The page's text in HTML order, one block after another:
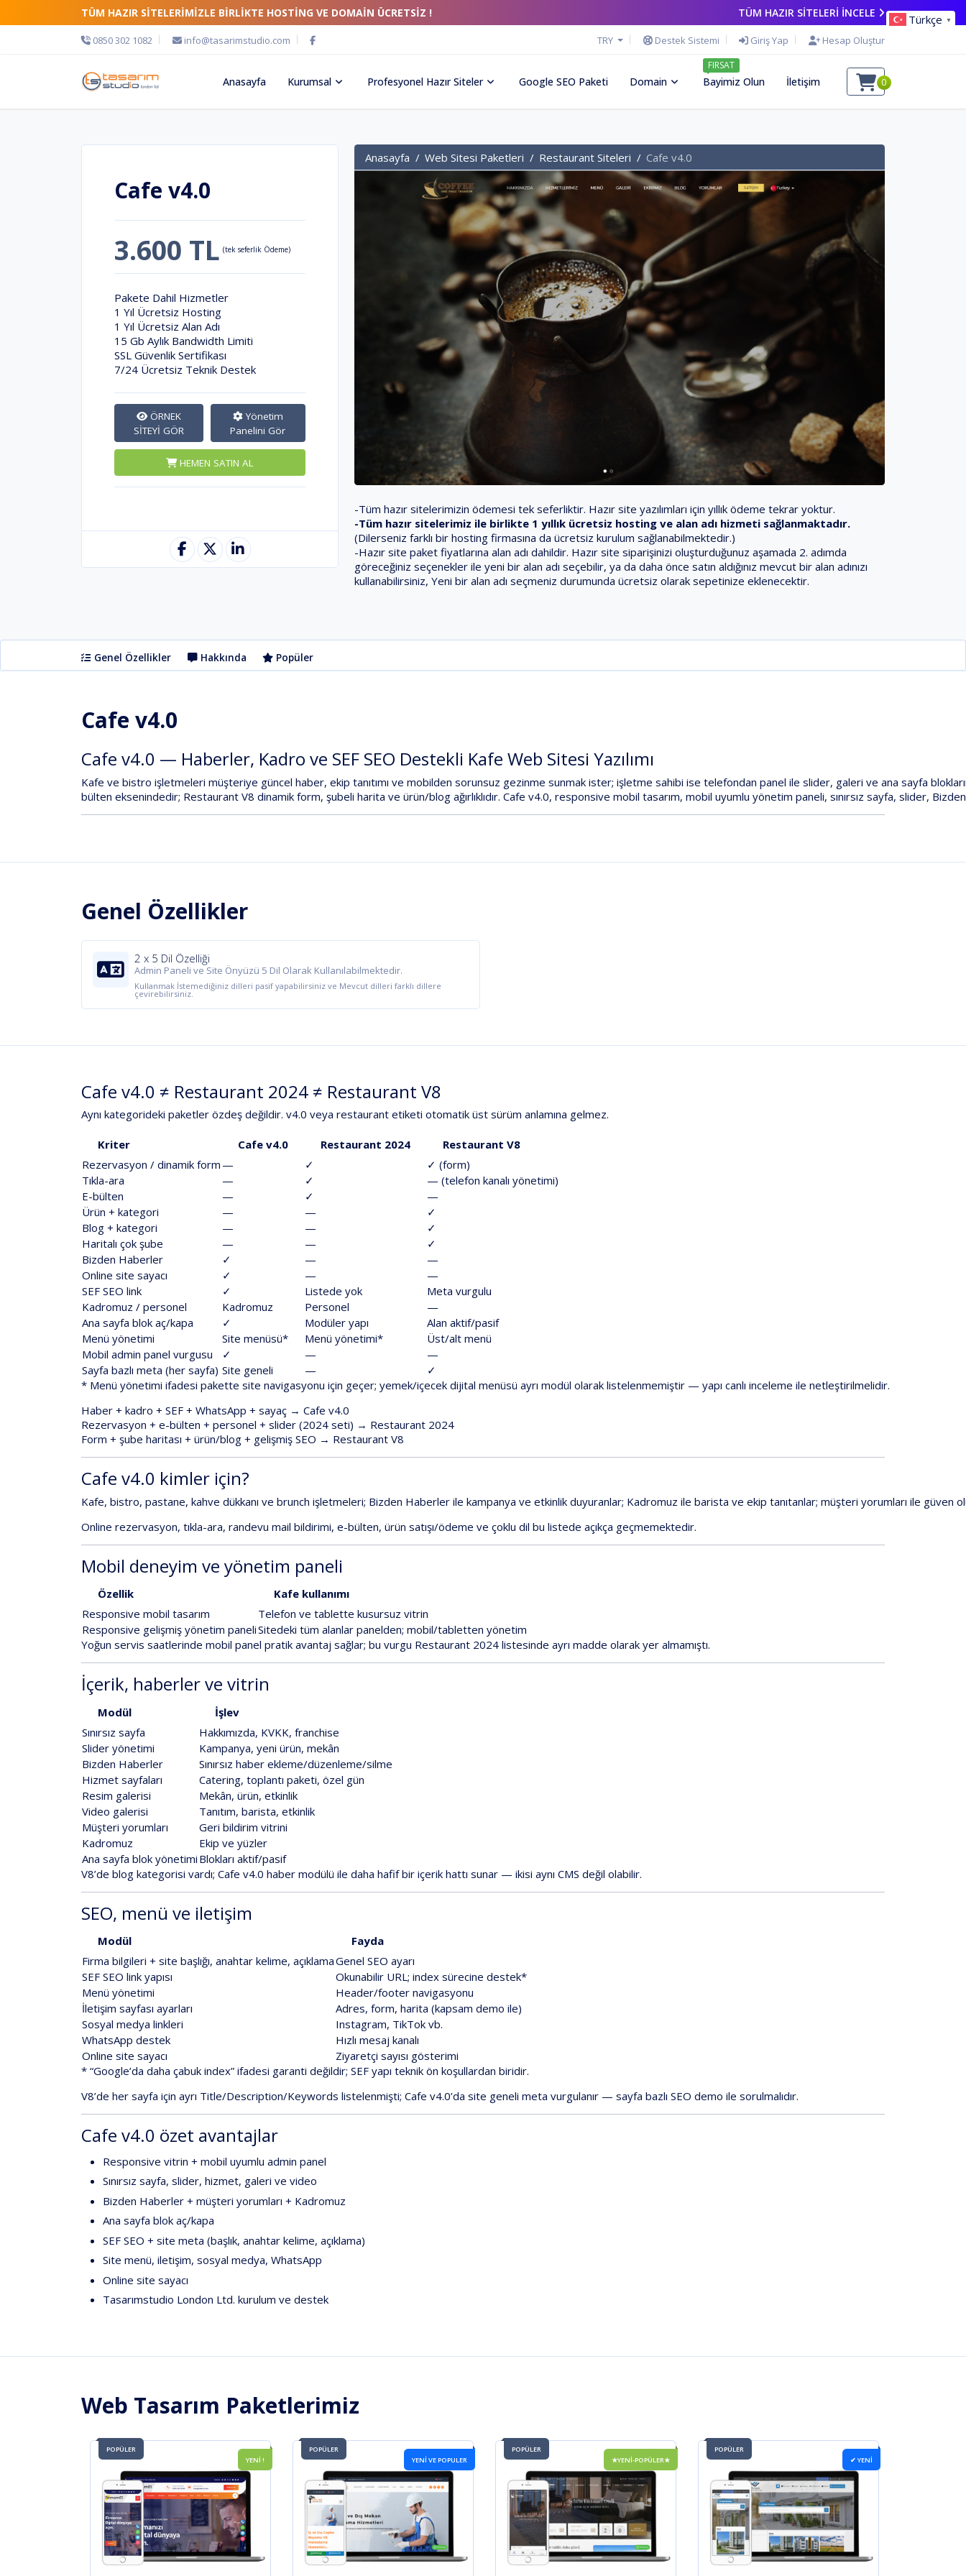
TÜM HAZIR SİTELERİMİZLE BİRLİKTE HOSTİNG VE DOMAİN ÜCRETSİZ ! TÜM HAZIR SİTELERİ İNCELE
0850 302 1082 info@tasarimstudio.com TRY Destek Sistemi Giriş Yap Hesap Oluştur
Anasayfa Kurumsal Profesyonel Hazır Siteler Google SEO Paketi Domain
FIRSAT
Bayimiz Olun İletişim 0
Cafe v4.0
3.600 TL (tek seferlik Ödeme)
Pakete Dahil Hizmetler
1 Yıl Ücretsiz Hosting
1 Yıl Ücretsiz Alan Adı
15 Gb Aylık Bandwidth Limiti
SSL Güvenlik Sertifikası
7/24 Ücretsiz Teknik Destek
ÖRNEK
SİTEYİ GÖR
Yönetim
Panelini Gör
HEMEN SATIN AL
Anasayfa Web Sitesi Paketleri Restaurant Siteleri Cafe v4.0
-Tüm hazır sitelerimizin ödemesi tek seferliktir. Hazır site yazılımları için yıllık ödeme tekrar yoktur.
-Tüm hazır sitelerimiz ile birlikte 1 yıllık ücretsiz hosting ve alan adı hizmeti sağlanmaktadır.
(Dilerseniz farklı bir hosting firmasına da ücretsiz kurulum sağlanabilmektedir.)
-Hazır site paket fiyatlarına alan adı dahildir. Hazır site siparişinizi oluşturduğunuz aşamada 2. adımda
göreceğiniz seçenekler ile yeni bir alan adı seçebilir, ya da daha önce satın aldığınız mevcut bir alan adınızı
kullanabilirsiniz, Yeni bir alan adı seçmeniz durumunda ücretsiz olarak sepetinize eklenecektir.
Genel Özellikler Hakkında Popüler
Cafe v4.0
Cafe v4.0 — Haberler, Kadro ve SEF SEO Destekli Kafe Web Sitesi Yazılımı
Kafe ve bistro işletmeleri müşteriye güncel haber, ekip tanıtımı ve mobilden sorunsuz gezinme sunmak ister; işletme sahibi ise telefondan panel ile slider, galeri ve ana sayfa
bülten eksenindedir; Restaurant V8 dinamik form, şubeli harita ve ürün/blog ağırlıklıdır. Cafe v4.0, responsive mobil tasarım, mobil uyumlu yönetim paneli, sınırsız sayfa, slider, Bizden
Genel Özellikler
2 x 5 Dil Özelliği
Admin Paneli ve Site Önyüzü 5 Dil Olarak Kullanılabilmektedir.
Kullanmak İstemediğiniz dilleri pasif yapabilirsiniz ve Mevcut dilleri farklı dillere
çevirebilirsiniz.
Cafe v4.0 ≠ Restaurant 2024 ≠ Restaurant V8
Aynı kategorideki paketler özdeş değildir. v4.0 veya restaurant etiketi otomatik üst sürüm anlamına gelmez.
Kriter Cafe v4.0 Restaurant 2024 Restaurant V8
Rezervasyon / dinamik form — ✓ ✓ (form)
Tıkla-ara
— ✓ — (telefon kanalı yönetimi)
E-bülten
— ✓
—
Ürün + kategori — —
✓
Blog + kategori — —
✓
Haritalı çok şube — —
✓
Bizden Haberler ✓ —
—
Online site sayacı ✓ —
—
SEF SEO link ✓ Listede yok Meta vurgulu
Kadromuz / personel Kadromuz Personel
—
Ana sayfa blok aç/kapa ✓ Modüler yapı Alan aktif/pasif
Menü yönetimi Site menüsü* Menü yönetimi* Üst/alt menü
Mobil admin panel vurgusu ✓ —
—
Sayfa bazlı meta (her sayfa) Site geneli —
✓
* Menü yönetimi ifadesi pakette site navigasyonu için geçer; yemek/içecek dijital menüsü ayrı modül olarak listelenmemiştir — yapı canlı inceleme ile netleştirilmelidir.
Haber + kadro + SEF + WhatsApp + sayaç → Cafe v4.0
Rezervasyon + e-bülten + personel + slider (2024 seti) → Restaurant 2024
Form + şube haritası + ürün/blog + gelişmiş SEO → Restaurant V8
Cafe v4.0 kimler için?
Kafe, bistro, pastane, kahve dükkanı ve brunch işletmeleri; Bizden Haberler ile kampanya ve etkinlik duyuranlar; Kadromuz ile barista ve ekip tanıtanlar; müşteri yorumları ile güven
Online rezervasyon, tıkla-ara, randevu mail bildirimi, e-bülten, ürün satışı/ödeme ve çoklu dil bu listede açıkça geçmemektedir.
Mobil deneyim ve yönetim paneli
Özellik Kafe kullanımı
Responsive mobil tasarım Telefon ve tablette kusursuz vitrin
Responsive gelişmiş yönetim paneliSitedeki tüm alanlar panelden; mobil/tabletten yönetim
Yoğun servis saatlerinde mobil panel pratik avantaj sağlar; bu vurgu Restaurant 2024 listesinde ayrı madde olarak yer almamıştı.
İçerik, haberlerve vitrin
Modül
İşlev
Sınırsız sayfa Hakkımızda, KVKK, franchise
Slider yönetimi Kampanya, yeni ürün, mekân
Bizden Haberler Sınırsız haber ekleme/düzenleme/silme
Hizmet sayfaları Catering, toplantı paketi, özel gün
Resim galerisi Mekân, ürün, etkinlik
Video galerisi Tanıtım, barista, etkinlik
Müşteri yorumları Geri bildirim vitrini
Kadromuz
Ekip ve yüzler
Ana sayfa blok yönetimi Blokları aktif/pasif
V8’de blog kategorisi vardı; Cafe v4.0 haber modülü ile daha hafif bir içerik hattı sunar — ikisi aynı CMS değil olabilir.
SEO, menü ve iletişim
Modül
Fayda
Firma bilgileri + site başlığı, anahtar kelime, açıklamaGenel SEO ayarı
SEF SEO link yapısı Okunabilir URL; index sürecine destek*
Menü yönetimi Header/footer navigasyonu
İletişim sayfası ayarları Adres, form, harita (kapsam demo ile)
Sosyal medya linkleri Instagram, TikTok vb.
WhatsApp destek Hızlı mesaj kanalı
Online site sayacı Ziyaretçi sayısı gösterimi
* “Google’da daha çabuk index” ifadesi garanti değildir; SEF yapı teknik ön koşullardan biridir.
V8’de her sayfa için ayrı Title/Description/Keywords listelenmişti; Cafe v4.0’da site geneli meta vurgulanır — sayfa bazlı SEO demo ile sorulmalıdır.
Cafe v4.0 özet avantajlar
Responsive vitrin + mobil uyumlu admin panel
Sınırsız sayfa, slider, hizmet, galeri ve video
Bizden Haberler + müşteri yorumları + Kadromuz
Ana sayfa blok aç/kapa
SEF SEO + site meta (başlık, anahtar kelime, açıklama)
Site menü, iletişim, sosyal medya, WhatsApp
Online site sayacı
Tasarımstudio London Ltd. kurulum ve destek
Web Tasarım Paketlerimiz
POPÜLER
YENİ !
POPÜLER
YENİ VE POPULER
POPÜLER
★YENİ-POPÜLER★
POPÜLER
✔ YENİ
Türkçe ▼